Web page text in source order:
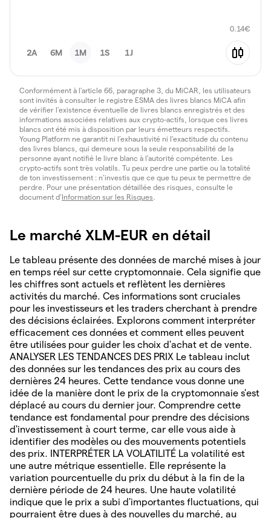
0.14€
2A 6M 1M 1S 1J
Conformément à l’article 66, paragraphe 3, du MiCAR, les utilisateurs
sont invités à consulter le registre ESMA des livres blancs MiCA afin
de vérifier l’existence éventuelle de livres blancs enregistrés et des
informations associées relatives aux crypto-actifs, lorsque ces livres
blancs ont été mis à disposition par leurs émetteurs respectifs.
Young Platform ne garantit ni l’exhaustivité ni l’exactitude du contenu
des livres blancs, qui demeure sous la seule responsabilité de la
personne ayant notifié le livre blanc à l’autorité compétente. Les
crypto-actifs sont très volatils. Tu peux perdre une partie ou la totalité
de ton investissement : n’investis que ce que tu peux te permettre de
perdre. Pour une présentation détaillée des risques, consulte le
document d’Information sur les Risques.
Le marché XLM-EUR en détail
Le tableau présente des données de marché mises à jour
en temps réel sur cette cryptomonnaie. Cela signifie que
les chiffres sont actuels et reflètent les dernières
activités du marché. Ces informations sont cruciales
pour les investisseurs et les traders cherchant à prendre
des décisions éclairées. Explorons comment interpréter
efficacement ces données et comment elles peuvent
être utilisées pour guider les choix d'achat et de vente.
ANALYSER LES TENDANCES DES PRIX Le tableau inclut
des données sur les tendances des prix au cours des
dernières 24 heures. Cette tendance vous donne une
idée de la manière dont le prix de la cryptomonnaie s'est
déplacé au cours du dernier jour. Comprendre cette
tendance est fondamental pour prendre des décisions
d'investissement à court terme, car elle vous aide à
identifier des modèles ou des mouvements potentiels
des prix. INTERPRÉTER LA VOLATILITÉ La volatilité est
une autre métrique essentielle. Elle représente la
variation pourcentuelle du prix du début à la fin de la
dernière période de 24 heures. Une haute volatilité
indique que le prix a subi d'importantes fluctuations, qui
pourraient être dues à des nouvelles du marché, au